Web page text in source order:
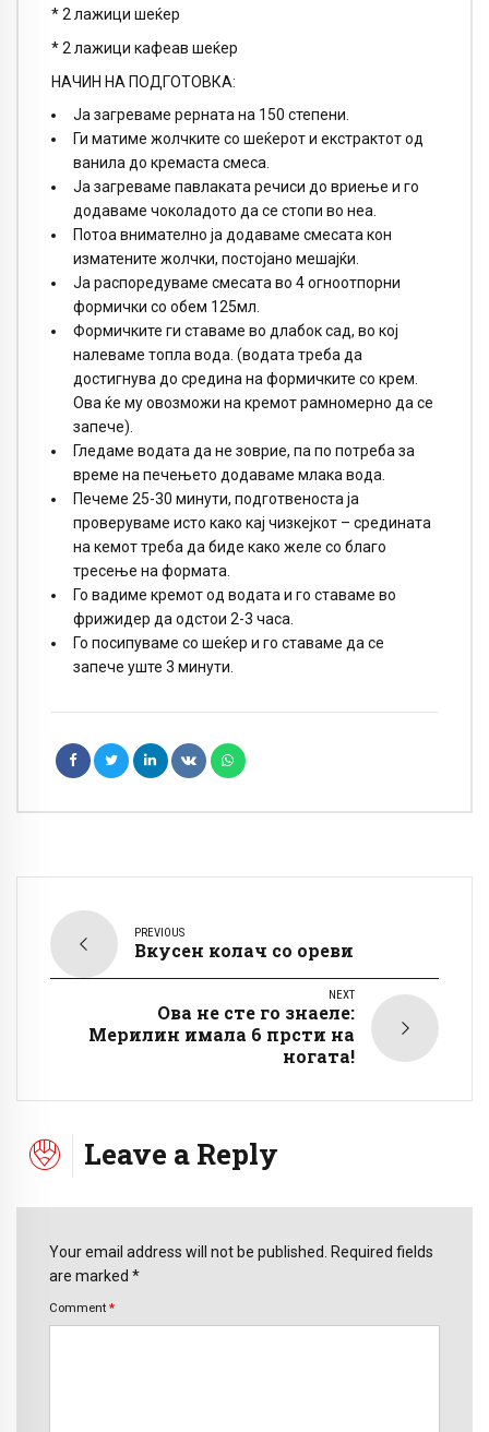
* 2 лажици шеќер
* 2 лажици кафеав шеќер
НАЧИН НА ПОДГОТОВКА:
Ја загреваме рерната на 150 степени.
Ги матиме жолчките со шеќерот и екстрактот од
ванила до кремаста смеса.
Ја загреваме павлаката речиси до вриење и го
додаваме чоколадото да се стопи во неа.
Потоа внимателно ја додаваме смесата кон
изматените жолчки, постојано мешајќи.
Ја распоредуваме смесата во 4 огноотпорни
формички со обем 125мл.
Формичките ги ставаме во длабок сад, во кој
налеваме топла вода. (водата треба да
достигнува до средина на формичките со крем.
Ова ќе му овозможи на кремот рамномерно да се
запече).
Гледаме водата да не зоврие, па по потреба за
време на печењето додаваме млака вода.
Печеме 25-30 минути, подготвеноста ја
проверуваме исто како кај чизкејкот – средината
на кемот треба да биде како желе со благо
тресење на формата.
Го вадиме кремот од водата и го ставаме во
фрижидер да одстои 2-3 часа.
Го посипуваме со шеќер и го ставаме да се
запече уште 3 минути.
PREVIOUS
Вкусен колач со ореви
NEXT
Ова не сте го знаеле:
Мерилин имала 6 прсти на
ногата!
Leave a Reply
Your email address will not be published. Required fields
are marked *
Comment *